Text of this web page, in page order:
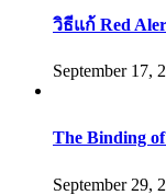
วิธีแก้ Red
September 17,
The Binding
September 29,